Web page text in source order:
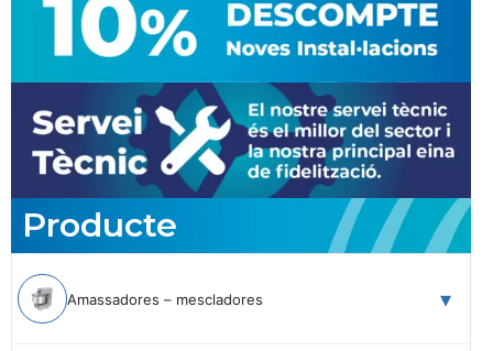
Producte
Amassadores – mescladores